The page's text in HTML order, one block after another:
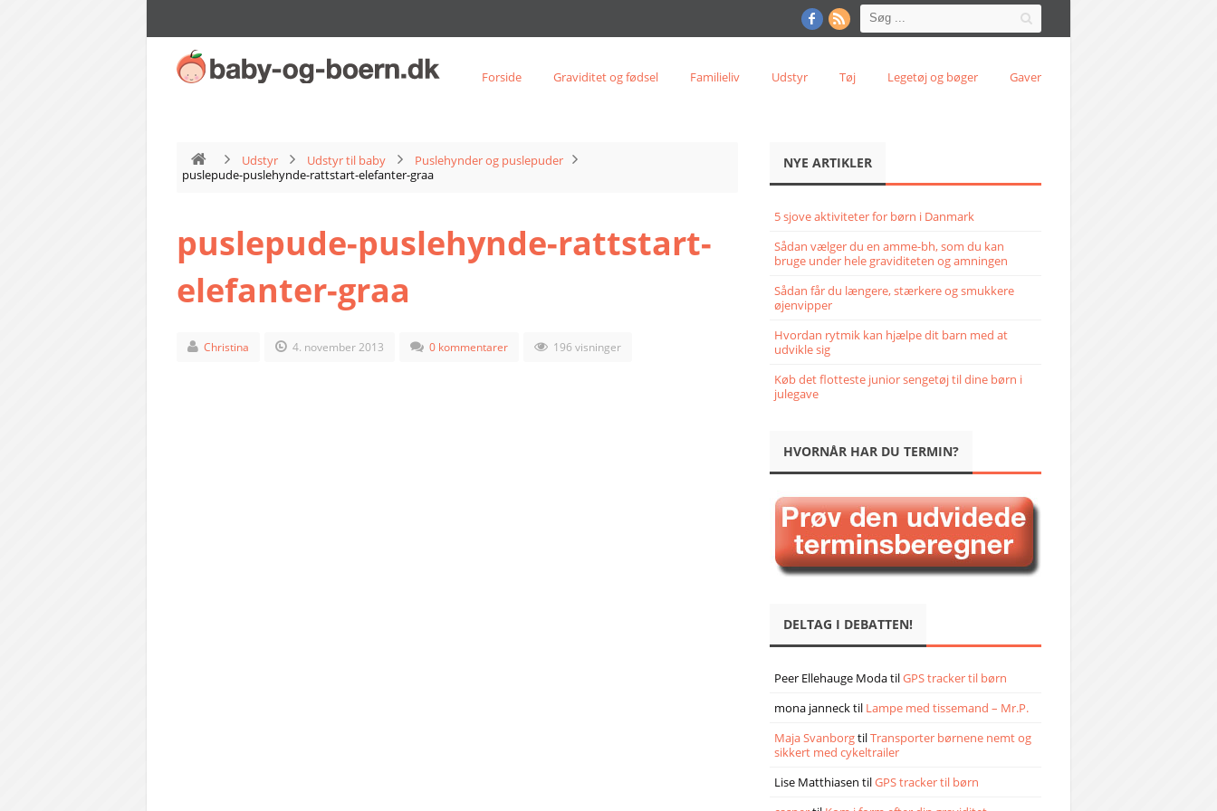
Forside Graviditet og fødsel Familieliv Udstyr Tøj Legetøj og bøger Gaver
Udstyr Udstyr til baby
Puslehynder og puslepuder
puslepude-puslehynde-rattstart-elefanter-graa
puslepude-puslehynde-rattstart-
elefanter-graa
Christina 4. november 2013 0 kommentarer 196 visninger
NYE ARTIKLER
5 sjove aktiviteter for børn i Danmark
Sådan vælger du en amme-bh, som du kan
bruge under hele graviditeten og amningen
Sådan får du længere, stærkere og smukkere
øjenvipper
Hvordan rytmik kan hjælpe dit barn med at
udvikle sig
Køb det flotteste junior sengetøj til dine børn i
julegave
HVORNÅR HAR DU TERMIN?
DELTAG I DEBATTEN!
Peer Ellehauge ModatilGPS tracker til børn
mona jannecktil Lampe med tissemand – Mr.P.
Maja SvanborgtilTransporter børnene nemt og
sikkert med cykeltrailer
Lise Matthiasen tilGPS tracker til børn